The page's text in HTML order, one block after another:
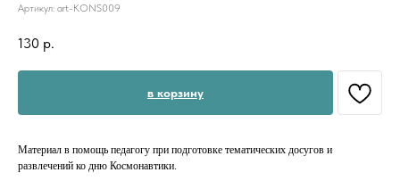
Артикул: art-KONS009
130 р.
в корзину
Материал в помощь педагогу при подготовке тематических досугов и
развлечений ко дню Космонавтики.